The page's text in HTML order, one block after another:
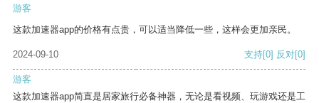
游客
这款加速器app的价格有点贵，可以适当降低一些，这样会更加亲民。
2024-09-10 支持[0] 反对[0]
游客
这款加速器app简直是居家旅行必备神器，无论是看视频、玩游戏还是工